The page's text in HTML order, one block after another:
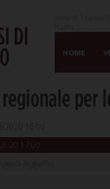
DI
HOME
per
2020 16:00
17:00